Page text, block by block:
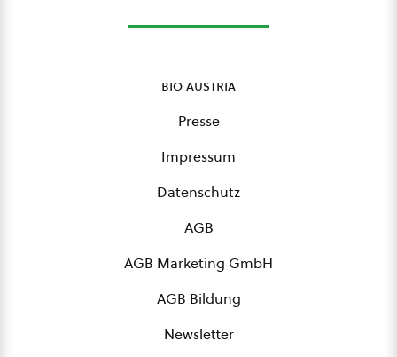
bio austria
Presse
Impressum
Datenschutz
AGB
AGB Marketing GmbH
AGB Bildung
Newsletter